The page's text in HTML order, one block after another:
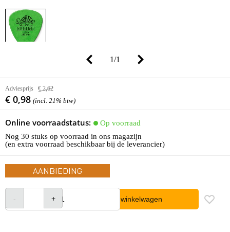
1/1
Adviesprijs € 2,62
€ 0,98 (incl. 21% btw)
Online voorraadstatus:
Op voorraad
Nog 30 stuks op voorraad in ons magazijn
(en extra voorraad beschikbaar bij de leverancier)
AANBIEDING
In winkelwagen